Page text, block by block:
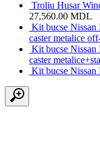
Troliu Husar
27,560.00 MDL
Kit bucse Nissan
caster metalice
Kit bucse Nissan
caster
Kit bucse Nissan